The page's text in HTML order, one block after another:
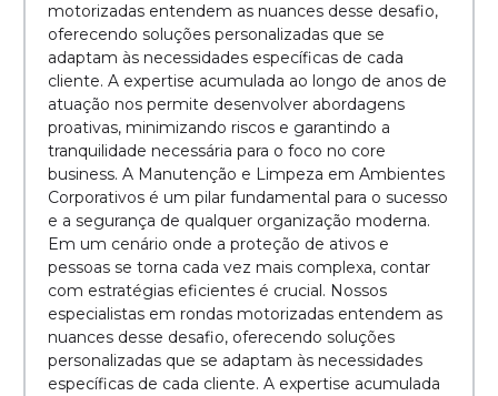
motorizadas entendem as nuances desse desafio,
oferecendo soluções personalizadas que se
adaptam às necessidades específicas de cada
cliente. A expertise acumulada ao longo de anos de
atuação nos permite desenvolver abordagens
proativas, minimizando riscos e garantindo a
tranquilidade necessária para o foco no core
business. A Manutenção e Limpeza em Ambientes
Corporativos é um pilar fundamental para o sucesso
e a segurança de qualquer organização moderna.
Em um cenário onde a proteção de ativos e
pessoas se torna cada vez mais complexa, contar
com estratégias eficientes é crucial. Nossos
especialistas em rondas motorizadas entendem as
nuances desse desafio, oferecendo soluções
personalizadas que se adaptam às necessidades
específicas de cada cliente. A expertise acumulada